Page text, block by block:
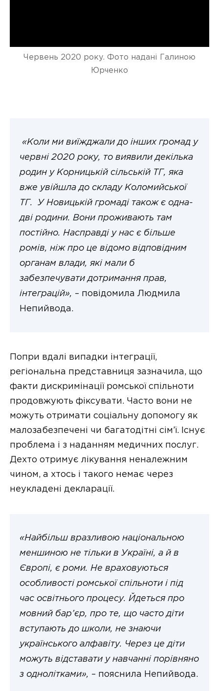
Червень 2020 року. Фото надані Галиною
Юрченко
«Коли ми виїжджали до інших громад у
червні 2020 року, то виявили декілька
родин у Корницькій сільській ТГ, яка
вже увійшла до складу Коломийської
ТГ. У Новицькій громаді також є одна-
дві родини. Вони проживають там
постійно. Насправді у нас є більше
ромів, ніж про це відомо відповідним
органам влади, які мали б
забезпечувати дотримання прав,
інтеграцій», – повідомила Людмила
Непийвода.
Попри вдалі випадки інтеграції,
регіональна представниця зазначила, що
факти дискримінації ромської спільноти
продовжують фіксувати. Часто вони не
можуть отримати соціальну допомогу як
малозабезпечені чи багатодітні сім’ї. Існує
проблема і з наданням медичних послуг.
Дехто отримує лікування неналежним
чином, а хтось і такого немає через
неукладені декларації.
«Найбільш вразливою національною
меншиною не тільки в Україні, а й в
Європі, є роми. Не враховуються
особливості ромської спільноти і під
час освітнього процесу. Йдеться про
мовний бар’єр, про те, що часто діти
вступають до школи, не знаючи
українського алфавіту. Через це діти
можуть відставати у навчанні порівняно
з однолітками», – пояснила Непийвода.